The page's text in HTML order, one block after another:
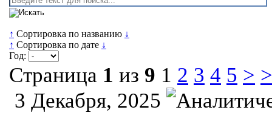
↑ Сортировка по названию ↓
↑ Сортировка по дате ↓
Год:
Страница 1 из 9 1 2 3 4 5 >
3 Декабря, 2025